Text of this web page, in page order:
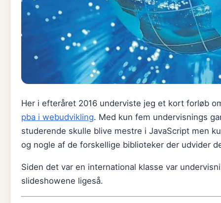
Her i efteråret 2016 underviste jeg et kort forløb
pba i webudvikling. Med kun fem undervisnings
studerende skulle blive mestre i JavaScript men
og nogle af de forskellige biblioteker der udvider
Siden det var en international klasse var
slideshowene ligeså.